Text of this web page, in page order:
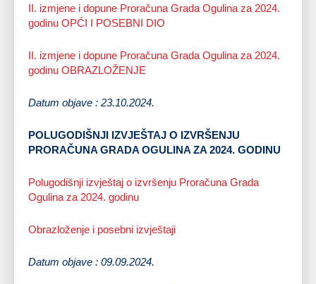
II. izmjene i dopune Proračuna Grada Ogulina za 2024.
godinu OPĆI I POSEBNI DIO
II. izmjene i dopune Proračuna Grada Ogulina za 2024.
godinu OBRAZLOŽENJE
Datum objave : 23.10.2024.
POLUGODIŠNJI IZVJEŠTAJ O IZVRŠENJU
PRORAČUNA GRADA OGULINA ZA 2024. GODINU
Polugodišnji izvještaj o izvršenju Proračuna Grada
Ogulina za 2024. godinu
Obrazloženje i posebni izvještaji
Datum objave : 09.09.2024.